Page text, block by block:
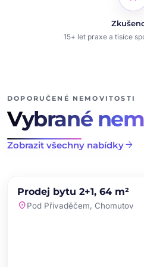
15+ let praxe a tisíce
DOPORUČENÉ NEMOVITOSTI
Vybrané
Zobrazit všechny nabídkyarrow_forward
PRODEJ NOVINKA
Prodej bytu 2+1, 64 m²
location_onPod Přivaděčem, Chomutov